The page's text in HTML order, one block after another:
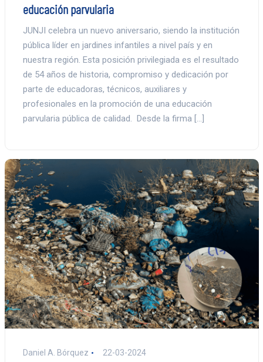
educación parvularia
JUNJI celebra un nuevo aniversario, siendo la institución
pública líder en jardines infantiles a nivel país y en
nuestra región. Esta posición privilegiada es el resultado
de 54 años de historia, compromiso y dedicación por
parte de educadoras, técnicos, auxiliares y
profesionales en la promoción de una educación
parvularia pública de calidad. Desde la firma […]
Daniel A. Bórquez 22-03-2024